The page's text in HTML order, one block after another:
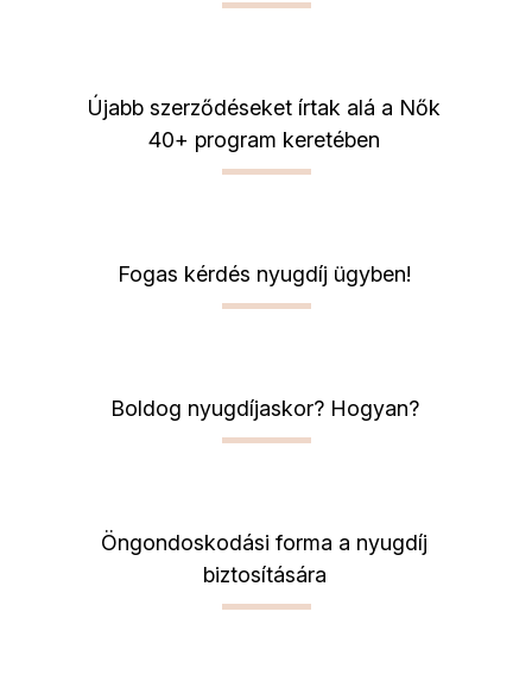
Újabb szerződéseket írtak alá a Nők
40+ program keretében
Fogas kérdés nyugdíj ügyben!
Boldog nyugdíjaskor? Hogyan?
Öngondoskodási forma a nyugdíj
biztosítására